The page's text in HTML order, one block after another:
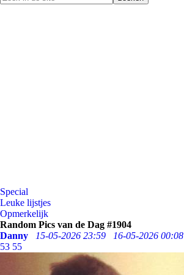
Special
Leuke lijstjes
Opmerkelijk
Random Pics van de Dag #1904
Danny
15-05-2026 23:59 16-05-2026 00:08
53 55